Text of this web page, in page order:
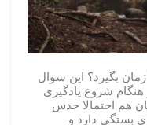
بگیرد؟ این سوال
هنگام شروع یادگیری
هم احتمالا حدس
بستگی دارد و